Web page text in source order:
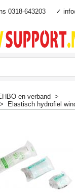
0318-643203 ✓
en verband >
Elastisch hydrofiel